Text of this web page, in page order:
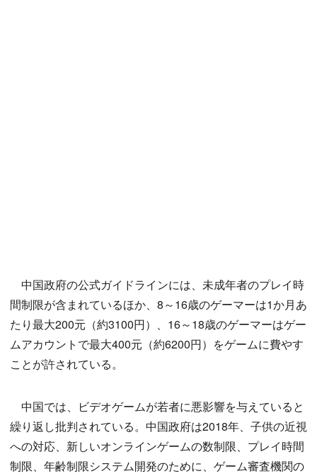
中国政府の公式ガイドラインには、未成年者のプレイ時
間制限が含まれているほか、8～16歳のゲーマーは1か月あ
たり最大200元（約3100円）、16～18歳のゲーマーはゲー
ムアカウントで最大400元（約6200円）をゲームに費やす
ことが許されている。
中国では、ビデオゲームが若者に悪影響を与えていると
繰り返し批判されている。中国政府は2018年、子供の近視
への対応、新しいオンラインゲームの数制限、プレイ時間
制限、年齢制限システム開発のために、ゲーム審査機関の